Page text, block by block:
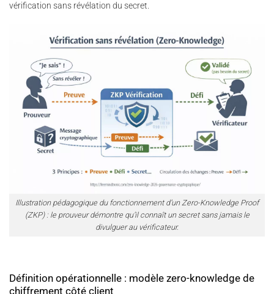
vérification sans révélation du secret.
Illustration pédagogique du fonctionnement d’un Zero-Knowledge Proof
(ZKP) : le prouveur démontre qu’il connaît un secret sans jamais le
divulguer au vérificateur.
Définition opérationnelle : modèle zero-knowledge de
chiffrement côté client